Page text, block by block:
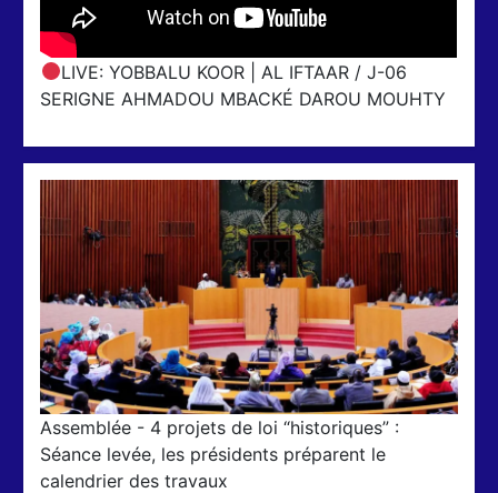
LIVE: YOBBALU KOOR | AL IFTAAR / J-06
SERIGNE AHMADOU MBACKÉ DAROU MOUHTY
Assemblée - 4 projets de loi “historiques” :
Séance levée, les présidents préparent le
calendrier des travaux